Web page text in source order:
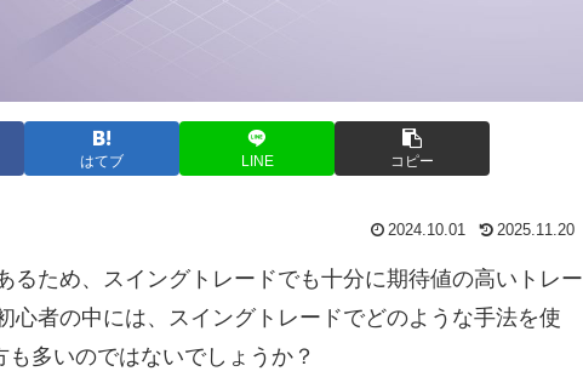
はてブ LINE コピー
2024.10.01 2025.11.20
るため、スイングトレードでも十分に期待値の高いトレー
心者の中には、スイングトレードでどのような手法を使
多いのではないでしょうか？